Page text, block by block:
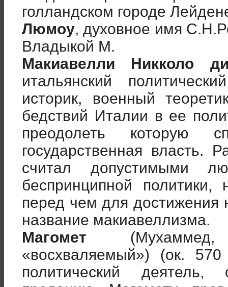
голландском городе
Люмоу, духовное имя
Владыкой М.
Макиавелли Никколо
итальянский
историк, военный
бедствий Италии в ее
преодолеть которую
государственная власть.
считал допустимыми
беспринципной
перед чем для достижения
название макиавеллизма.
Магомет
«восхваляемый») (ок.
политический